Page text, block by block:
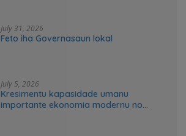
July 31, 2026
Feto iha Governasaun lokal
July 5, 2026
Kresimentu kapasidade umanu
importante ekonomia modernu no